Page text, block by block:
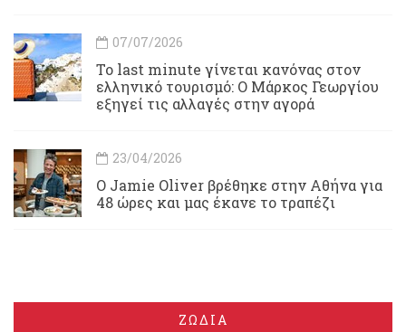
07/07/2026
Το last minute γίνεται κανόνας στον
ελληνικό τουρισμό: Ο Μάρκος Γεωργίου
εξηγεί τις αλλαγές στην αγορά
23/04/2026
Ο Jamie Oliver βρέθηκε στην Αθήνα για
48 ώρες και μας έκανε το τραπέζι
ΖΩΔΙΑ